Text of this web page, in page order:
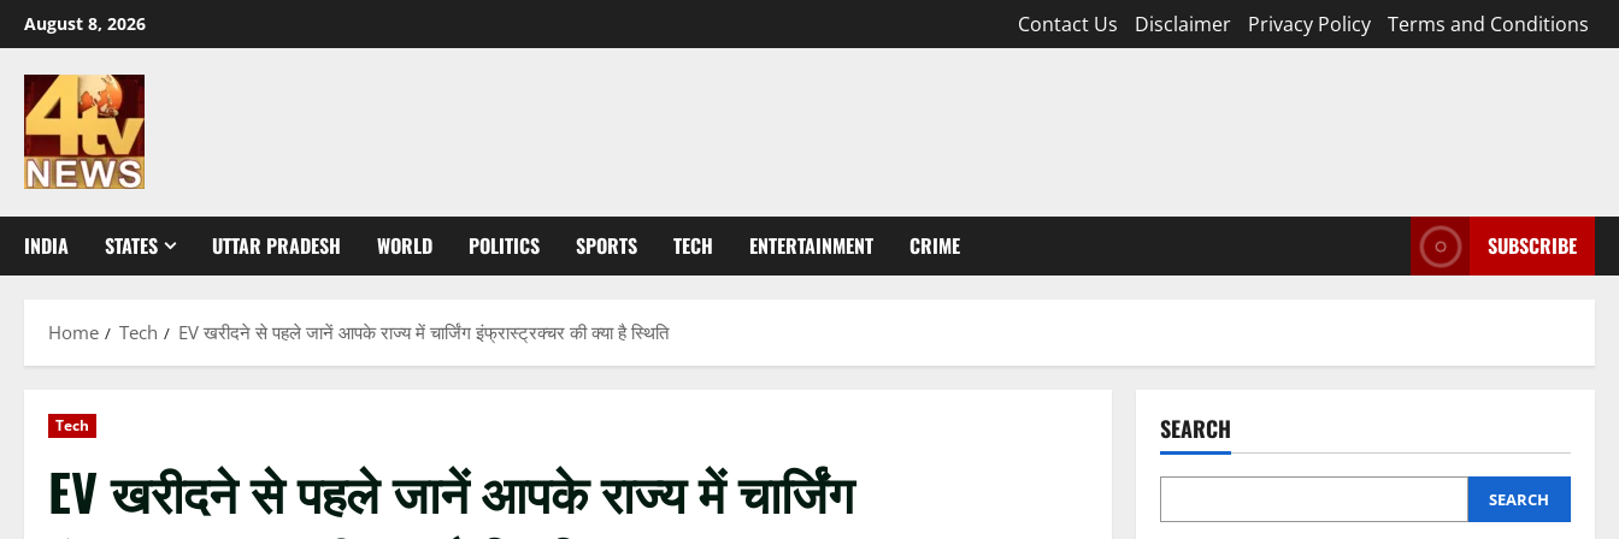
Skip
to
content
August 8, 2026 Contact Us Disclaimer Privacy Policy Terms and Conditions
INDIA STATES UTTAR PRADESH WORLD POLITICS SPORTS TECH ENTERTAINMENT CRIME SUBSCRIBE
Home Tech EV खरीदने से पहले जानें आपके राज्य में चार्जिंग इंफ्रास्ट्रक्चर की क्या है स्थिति
Tech
EV खरीदने से पहले जानें आपके राज्य में चार्जिंग
SEARCH
SEARCH